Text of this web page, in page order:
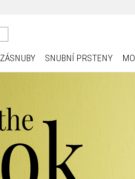
ZÁSNUBY SNUBNÍ PRSTENY